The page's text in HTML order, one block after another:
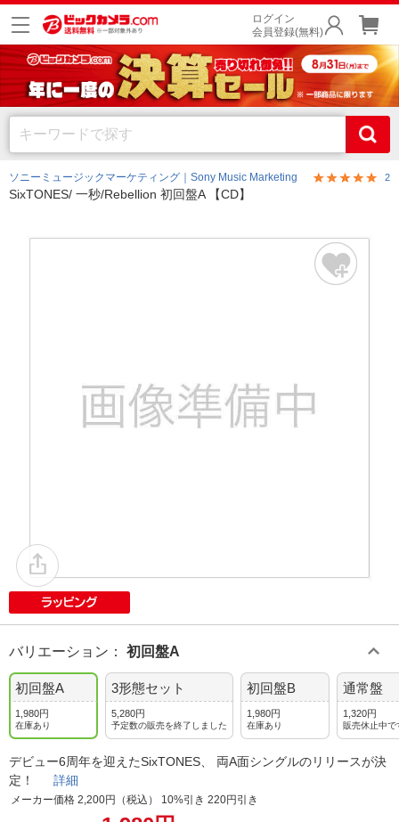
ログイン
会員登録(無料)
ソニーミュージックマーケティング｜Sony Music Marketing 2
SixTONES/ 一秒/Rebellion 初回盤A 【CD】
バリエーション ： 初回盤A
初回盤A
1,980円
在庫あり
3形態セット
5,280円
予定数の販売を終了しました
初回盤B
1,980円
在庫あり
通常盤
1,320円
販売休止中で
デビュー6周年を迎えたSixTONES、 両A面シングルのリリースが決
定！ 詳細
メーカー価格 2,200円（税込） 10%引き 220円引き